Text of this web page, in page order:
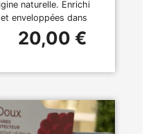
naturelle. Enrichi
enveloppées dans
20,00 €